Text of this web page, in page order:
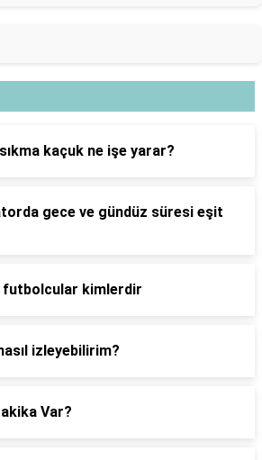
kaçuk ne işe yarar?
gece ve gündüz süresi eşit
futbolcular kimlerdir
izleyebilirim?
Var?